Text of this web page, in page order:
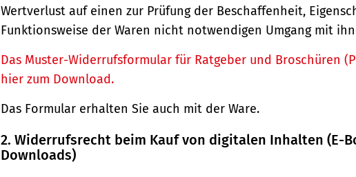
Wertverlust auf einen zur Prüfung der Beschaffenheit,
Funktionsweise der Waren nicht notwendigen Umgang mit
Das Muster-Widerrufsformular für Ratgeber und Broschüren
hier zum Download.
Das Formular erhalten Sie auch mit der Ware.
2. Widerrufsrecht beim Kauf von digitalen Inhalten (E-
Downloads)